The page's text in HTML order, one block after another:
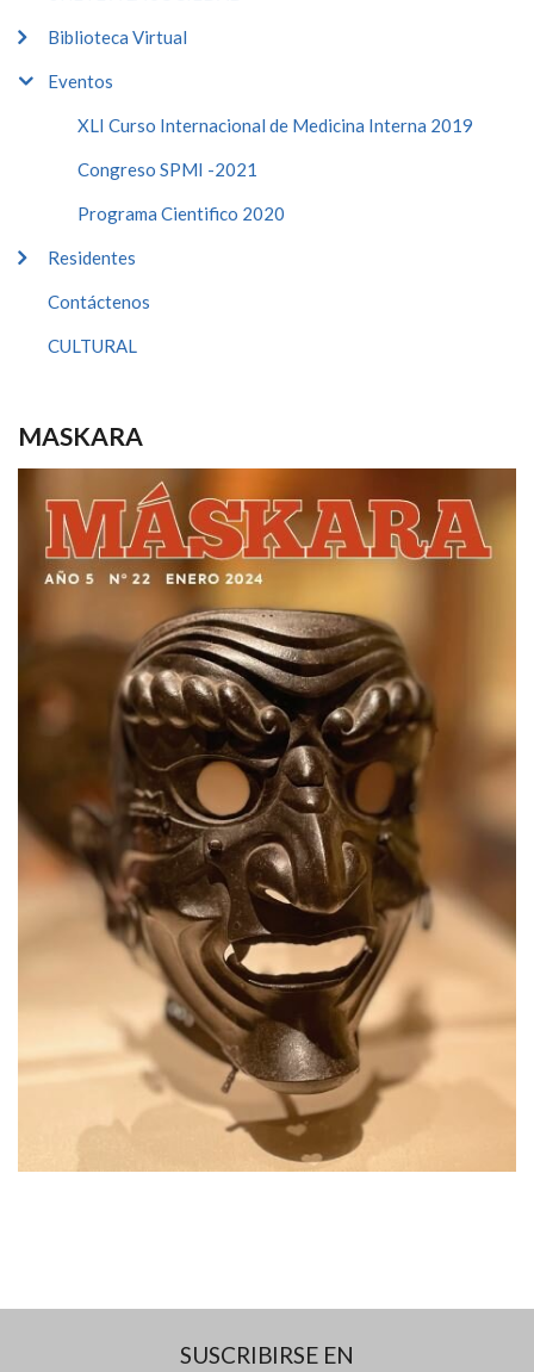
Biblioteca Virtual
Eventos
XLI Curso Internacional de Medicina Interna 2019
Congreso SPMI -2021
Programa Cientifico 2020
Residentes
Contáctenos
CULTURAL
MASKARA
SUSCRIBIRSE EN